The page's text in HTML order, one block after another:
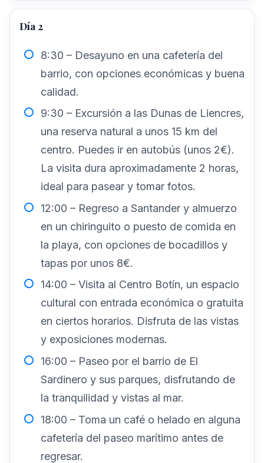
Día 2
8:30 – Desayuno en una cafetería del
barrio, con opciones económicas y buena
calidad.
9:30 – Excursión a las Dunas de Liencres,
una reserva natural a unos 15 km del
centro. Puedes ir en autobús (unos 2€).
La visita dura aproximadamente 2 horas,
ideal para pasear y tomar fotos.
12:00 – Regreso a Santander y almuerzo
en un chiringuito o puesto de comida en
la playa, con opciones de bocadillos y
tapas por unos 8€.
14:00 – Visita al Centro Botín, un espacio
cultural con entrada económica o gratuita
en ciertos horarios. Disfruta de las vistas
y exposiciones modernas.
16:00 – Paseo por el barrio de El
Sardinero y sus parques, disfrutando de
la tranquilidad y vistas al mar.
18:00 – Toma un café o helado en alguna
cafetería del paseo marítimo antes de
regresar.